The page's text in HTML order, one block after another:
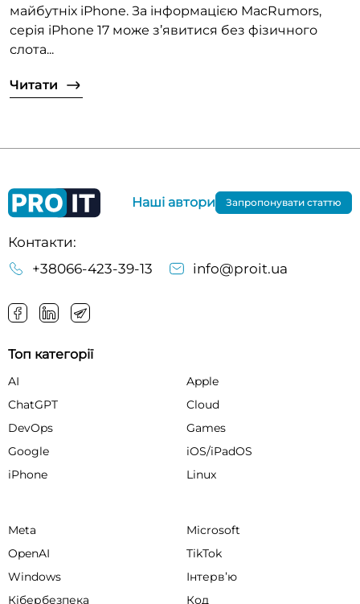
майбутніх iPhone. За інформацією MacRumors,
серія iPhone 17 може з’явитися без фізичного
слота...
Читати
Контакти:
+38066-423-39-13
info@proit.ua
Наші автори Запропонувати статтю
Топ категорії
AI
Apple
ChatGPT
Cloud
DevOps
Games
Google
iOS/iPadOS
iPhone
Linux
Meta
Microsoft
OpenAI
TikTok
Windows
Інтервʼю
Кібербезпека
Код